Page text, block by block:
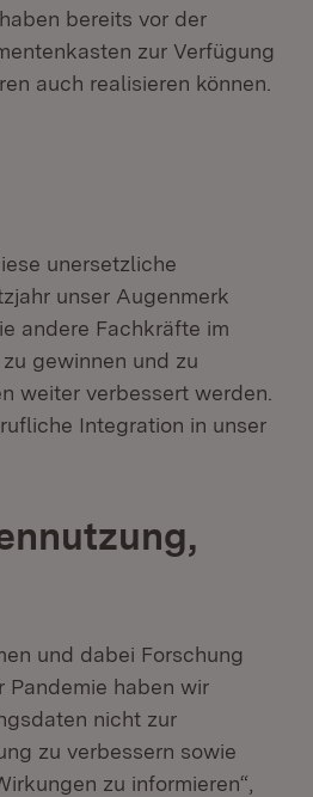
bereits vor der
zur Verfügung
auch realisieren können.
unersetzliche
unser Augenmerk
andere Fachkräfte im
gewinnen und zu
weiter verbessert werden.
Integration in unser
und dabei Forschung
Pandemie haben wir
nicht zur
zu verbessern sowie
zu informieren“,